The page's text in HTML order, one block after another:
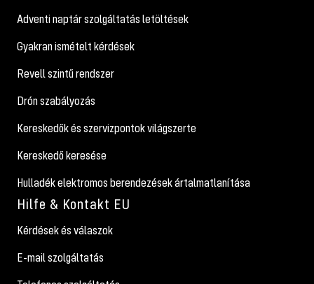
Adventi naptár szolgáltatás letöltések
Gyakran ismételt kérdések
Revell szintű rendszer
Drón szabályozás
Kereskedők és szervizpontok világszerte
Kereskedő keresése
Hulladék elektromos berendezések ártalmatlanítása
Hilfe & Kontakt EU
Kérdések és válaszok
E-mail szolgáltatás